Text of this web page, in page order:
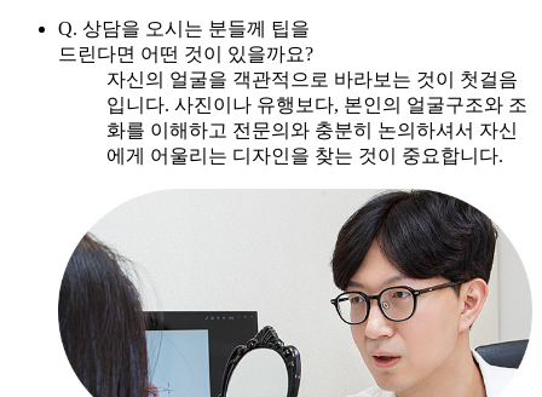
Q. 상담을 오시는 분들께 팁을
드린다면 어떤 것이 있을까요?
자신의 얼굴을 객관적으로 바라보는 것이 첫걸음
입니다. 사진이나 유행보다, 본인의 얼굴구조와 조
화를 이해하고 전문의와 충분히 논의하셔서 자신
에게 어울리는 디자인을 찾는 것이 중요합니다.